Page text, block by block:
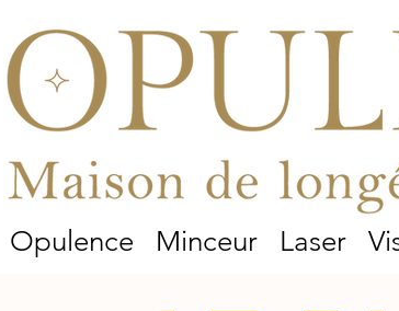
Opulence Minceur Laser